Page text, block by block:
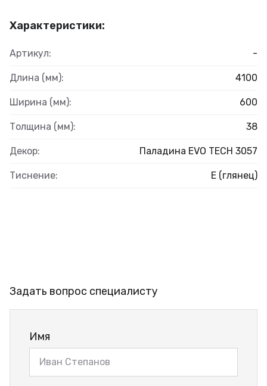
Характеристики:
Артикул: -
Длина (мм): 4100
Ширина (мм): 600
Толщина (мм): 38
Декор: Паладина EVO TECH 3057
Тиснение: E (глянец)
Задать вопрос специалисту
Имя